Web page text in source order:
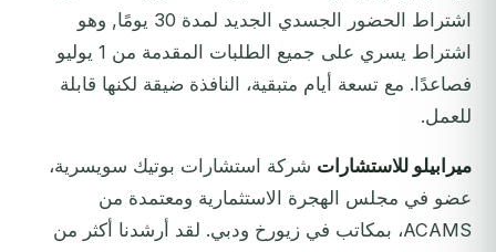
اشتراط الحضور الجسدي الجديد لمدة 30 يومًا, وهو
اشتراط يسري على جميع الطلبات المقدمة من 1 يوليو
فصاعدًا. مع تسعة أيام متبقية، النافذة ضيقة لكنها قابلة
للعمل.
ميرابيلو للاستشارات شركة استشارات بوتيك سويسرية،
عضو في مجلس الهجرة الاستثمارية ومعتمدة من
ACAMS، بمكاتب في زيورخ ودبي. لقد أرشدنا أكثر من